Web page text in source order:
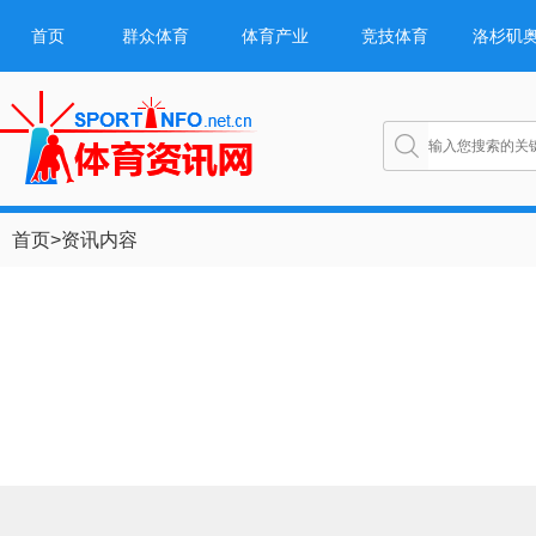
首页 群众体育 体育产业 竞技体育 洛杉矶
首页>资讯内容